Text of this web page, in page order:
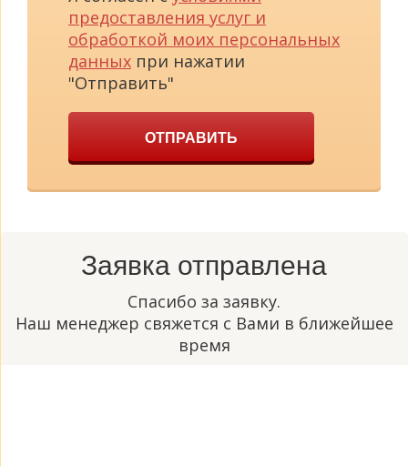
предоставления услуг и
обработкой моих персональных
данных при нажатии
"Отправить"
ОТПРАВИТЬ
Заявка отправлена
Спасибо за заявку.
Наш менеджер свяжется с Вами в ближейшее
время